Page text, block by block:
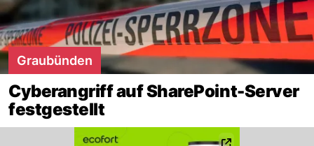
Graubünden
Cyberangriff auf SharePoint-Server
festgestellt